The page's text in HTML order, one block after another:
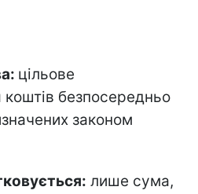
цільове
коштів безпосередньо
законом
лише сума,